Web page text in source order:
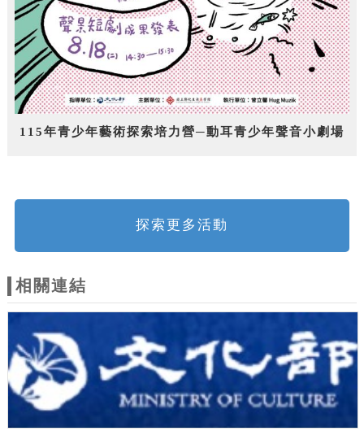
115年青少年藝術探索培力營─動耳青少年聲音小劇場
探索更多活動
相關連結